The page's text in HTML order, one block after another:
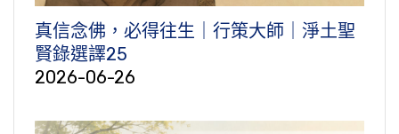
真信念佛，必得往生｜行策大師｜淨土聖
賢錄選譯25
2026-06-26